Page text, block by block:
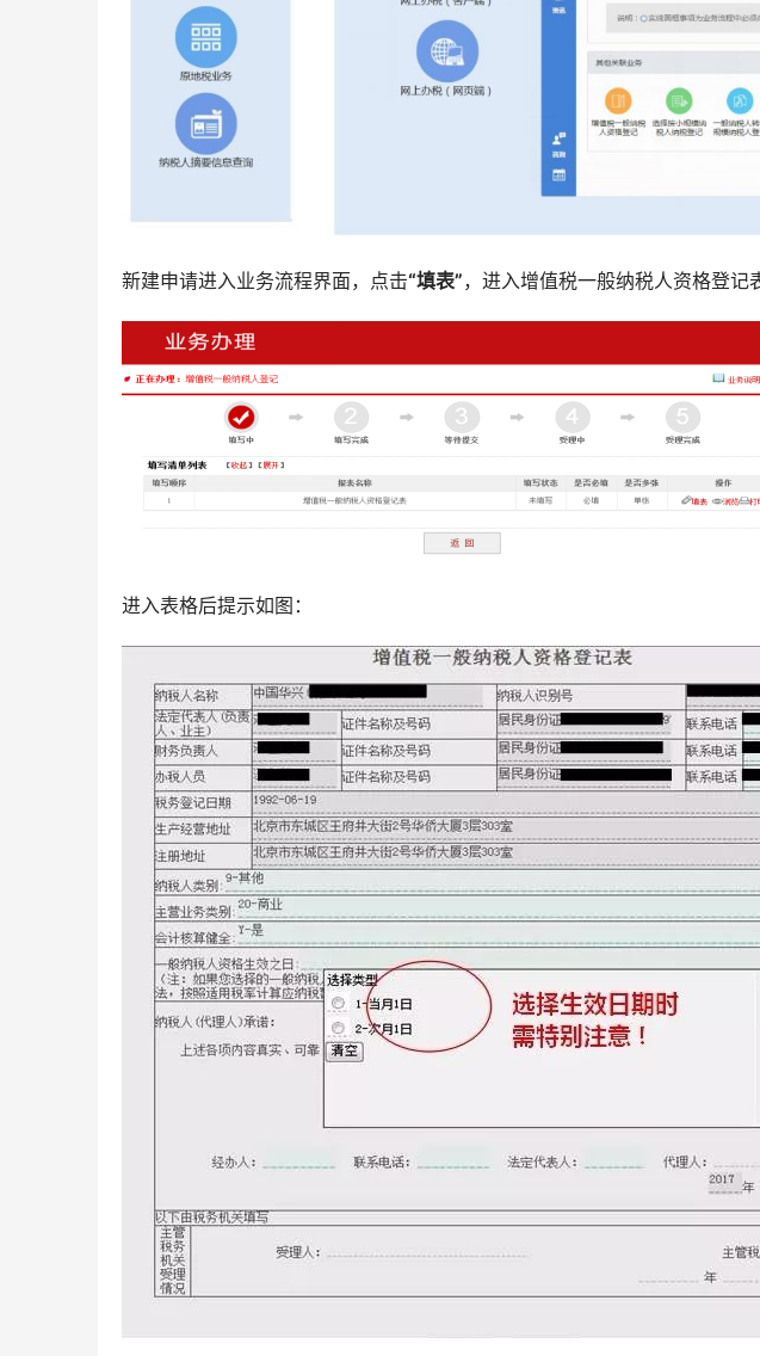
新建申请进入业务流程界面，点击“填表”，进入增值税一般纳税人资格登记
进入表格后提示如图：